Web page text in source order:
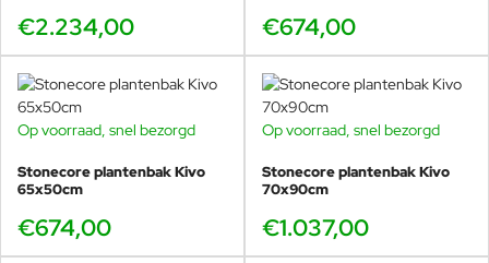
€2.234,00 €674,00
Op voorraad, snel bezorgd
Stonecore plantenbak Kivo
65x50cm
€674,00
Op voorraad, snel bezorgd
Stonecore plantenbak Kivo
70x90cm
€1.037,00